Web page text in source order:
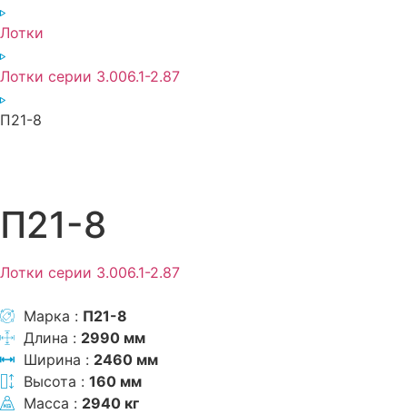
Лотки
Лотки серии 3.006.1-2.87
П21-8
П21-8
Лотки серии 3.006.1-2.87
Марка : П21-8
Длина : 2990 мм
Ширина : 2460 мм
Высота : 160 мм
Масса : 2940 кг